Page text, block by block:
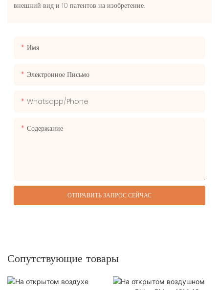
внешний вид и 10 патентов на изобретение.
Имя
Электронное Письмо
Whatsapp/phone
Содержание
ОТПРАВИТЬ ЗАПРОС СЕЙЧАС
Сопутствующие товары